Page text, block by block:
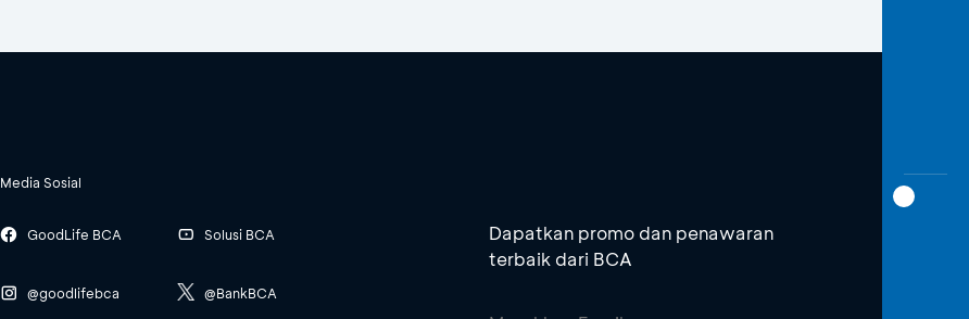
Media Sosial
GoodLife BCA
@goodlifebca
Solusi BCA
@BankBCA
Dapatkan promo dan penawaran
terbaik dari BCA